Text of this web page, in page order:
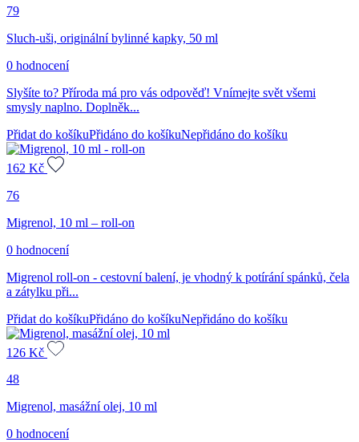
79
Sluch-uši, originální bylinné kapky, 50 ml
0 hodnocení
Slyšíte to? Příroda má pro vás odpověď! Vnímejte svět všemi
smysly naplno. Doplněk...
Přidat do košíkuPřidáno do košíkuNepřidáno do košíku
162 Kč
76
Migrenol, 10 ml – roll-on
0 hodnocení
Migrenol roll-on - cestovní balení, je vhodný k potírání spánků, čela
a zátylku při...
Přidat do košíkuPřidáno do košíkuNepřidáno do košíku
126 Kč
48
Migrenol, masážní olej, 10 ml
0 hodnocení